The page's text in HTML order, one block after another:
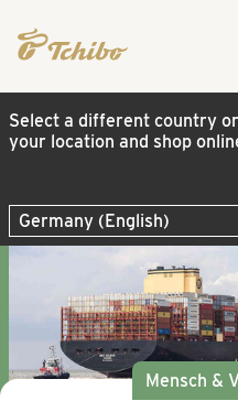
Select a different country
your location and shop
Mensch &